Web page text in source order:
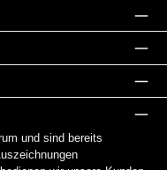
und sind bereits